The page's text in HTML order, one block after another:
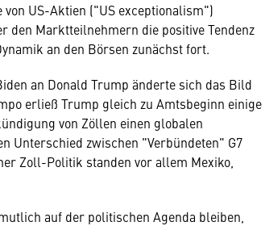
US-Aktien ("US exceptionalism")
den Marktteilnehmern die positive Tendenz
an den Börsen zunächst fort.
an Donald Trump änderte sich das Bild
erließ Trump gleich zu Amtsbeginn einige
von Zöllen einen globalen
Unterschied zwischen "Verbündeten" G7
Zoll-Politik standen vor allem Mexiko,
auf der politischen Agenda bleiben,